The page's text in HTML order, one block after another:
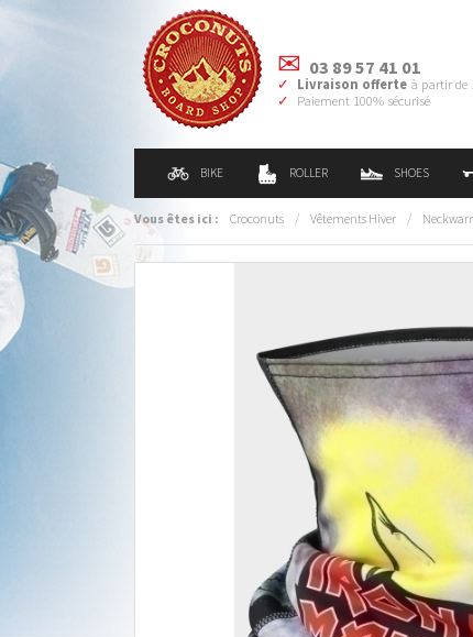
03 89 57 41 01
Livraison offerte à partir de
Paiement 100% sécurisé
BIKE ROLLER SHOES
Vous êtes ici : Croconuts / Vêtements Hiver /